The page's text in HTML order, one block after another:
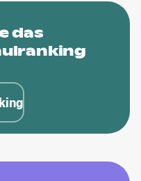
das